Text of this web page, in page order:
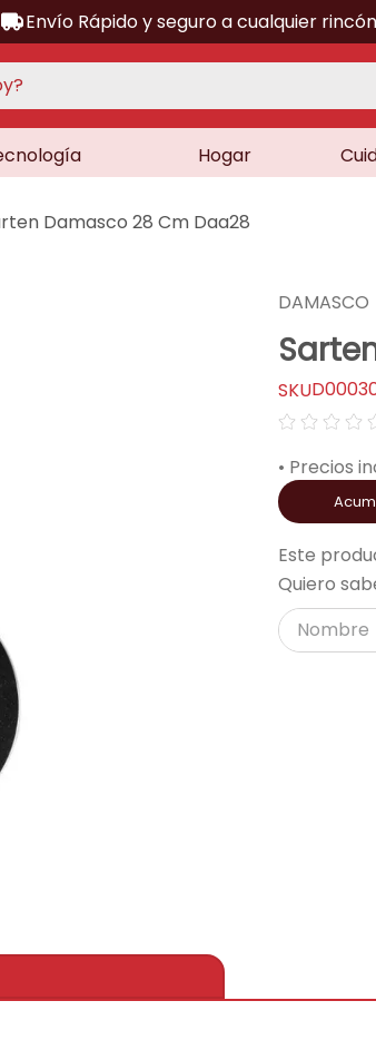
Envío Rápido y seguro a cualquier
Hogar
Damasco 28 Cm Daa28
DAMASCO
☆☆☆☆
• Precios
Este
Quiero
BUSCADOS